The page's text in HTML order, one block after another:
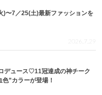
)〜7／25(土)最新ファッションを
2026.7.29
デュース♡11冠達成の神チーク
”カラーが登場！